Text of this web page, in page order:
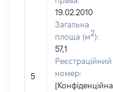
5
19.02.2010
Загальна
площа (м2):
57,1
Реєстраційний
номер:
[Конфіденційна